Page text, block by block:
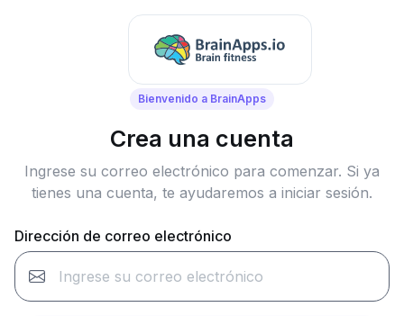
Bienvenido a BrainApps
Crea una cuenta
Ingrese su correo electrónico para comenzar. Si ya
tienes una cuenta, te ayudaremos a iniciar sesión.
Dirección de correo electrónico